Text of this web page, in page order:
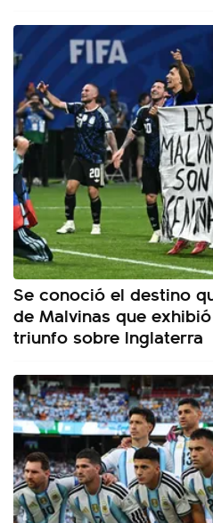
Se conoció el destino
de Malvinas que
triunfo sobre Inglaterra